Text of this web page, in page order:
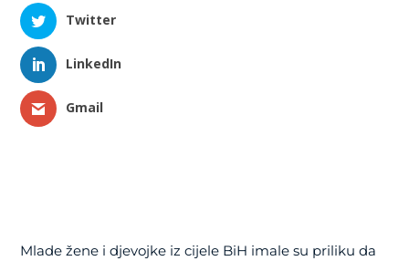
Twitter
LinkedIn
Gmail
Mlade žene i djevojke iz cijele BiH imale su priliku da